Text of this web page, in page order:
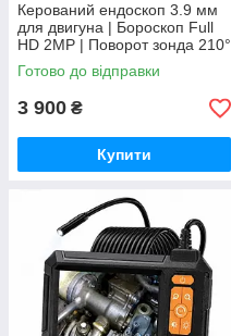
Керований ендоскоп 3.9 мм
для двигуна | Бороскоп Full
HD 2MP | Поворот зонда 210°
| Android/iPhone | IP67
Готово до відправки
3 900 ₴
Купити